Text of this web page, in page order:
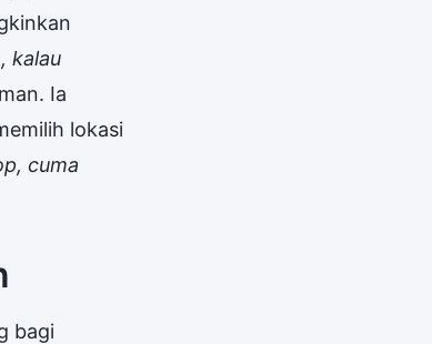
kalau
Ia
lokasi
cuma
bagi